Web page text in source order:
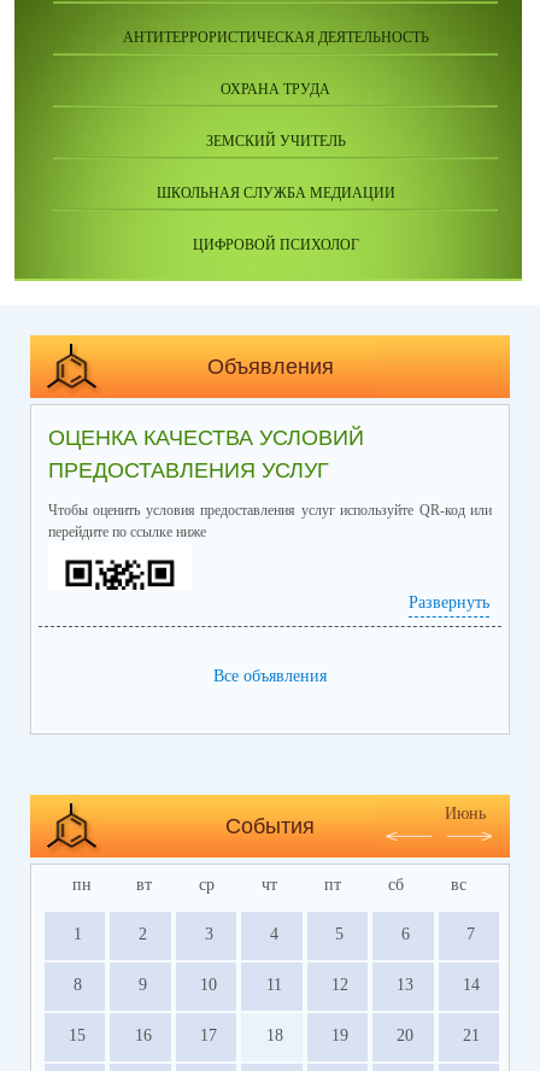
АНТИТЕРРОРИСТИЧЕСКАЯ ДЕЯТЕЛЬНОСТЬ
ОХРАНА ТРУДА
ЗЕМСКИЙ УЧИТЕЛЬ
ШКОЛЬНАЯ СЛУЖБА МЕДИАЦИИ
ЦИФРОВОЙ ПСИХОЛОГ
Объявления
ОЦЕНКА КАЧЕСТВА УСЛОВИЙ
ПРЕДОСТАВЛЕНИЯ УСЛУГ
Чтобы оценить условия предоставления услуг используйте QR-код или
перейдите по ссылке ниже
Развернуть
Все объявления
События
Июнь
пн вт ср чт пт сб вс
1 2 3 4 5 6 7
8 9 10 11 12 13 14
15 16 17 18 19 20 21